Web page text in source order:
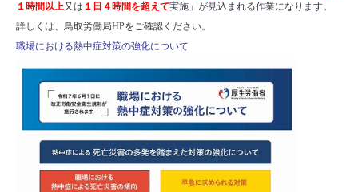
１時間以上又は １日４時間を超えて実施」が見込まれる作業になります。
詳しくは、鳥取労働局HPをご確認ください。
職場における熱中症対策の強化について